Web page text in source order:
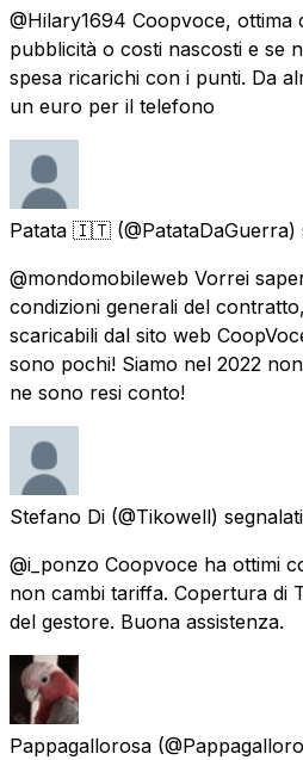
@Hilary1694 Coopvoce, ottima
pubblicità o costi nascosti e se
spesa ricarichi con i punti. Da
un euro per il telefono
Patata 🇮🇹 (@PatataDaGuerra)
@mondomobileweb Vorrei
condizioni generali del
scaricabili dal sito web
sono pochi! Siamo nel 2022
ne sono resi conto!
Stefano Di (@Tikowell) segnalati
@i_ponzo Coopvoce ha ottimi
non cambi tariffa. Copertura di
del gestore. Buona assistenza.
Pappagallorosa